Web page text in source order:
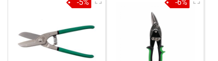
-
2
-
1
-
-5% -6%